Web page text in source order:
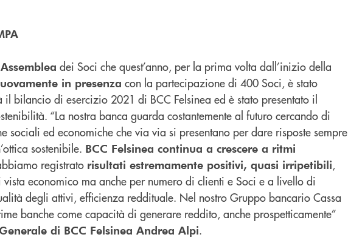
Assemblea dei Soci che quest’anno, per la prima volta dall’inizio della
in presenza con la partecipazione di 400 Soci, è stato
il bilancio di esercizio 2021 di BCC Felsinea ed è stato presentato il
“La nostra banca guarda costantemente al futuro cercando di
sociali ed economiche che via via si presentano per dare risposte sempre
sostenibile. BCC Felsinea continua a crescere a ritmi
registrato risultati estremamente positivi, quasi irripetibili,
economico ma anche per numero di clienti e Soci e a livello di
degli attivi, efficienza reddituale. Nel nostro Gruppo bancario Cassa
banche come capacità di generare reddito, anche prospetticamente”
di BCC Felsinea Andrea Alpi.